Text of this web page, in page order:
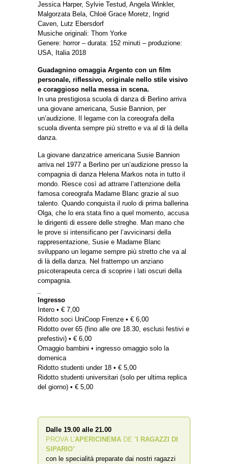
Jessica Harper, Sylvie Testud, Angela Winkler,
Malgorzata Bela, Chloë Grace Moretz, Ingrid
Caven, Lutz Ebersdorf
Musiche originali: Thom Yorke
Genere: horror – durata: 152 minuti – produzione:
USA, Italia 2018
Guadagnino omaggia Argento con un film
personale, riflessivo, originale nello stile visivo
e coraggioso nella messa in scena.
In una prestigiosa scuola di danza di Berlino arriva
una giovane americana, Susie Bannion, per
un’audizione. Il legame con la coreografa della
scuola diventa sempre più stretto e va al di là della
danza.
La giovane danzatrice americana Susie Bannion
arriva nel 1977 a Berlino per un’audizione presso la
compagnia di danza Helena Markos nota in tutto il
mondo. Riesce così ad attrarre l’attenzione della
famosa coreografa Madame Blanc grazie al suo
talento. Quando conquista il ruolo di prima ballerina
Olga, che lo era stata fino a quel momento, accusa
le dirigenti di essere delle streghe. Man mano che
le prove si intensificano per l’avvicinarsi della
rappresentazione, Susie e Madame Blanc
sviluppano un legame sempre più stretto che va al
di là della danza. Nel frattempo un anziano
psicoterapeuta cerca di scoprire i lati oscuri della
compagnia.
Ingresso
Intero • € 7,00
Ridotto soci UniCoop Firenze • € 6,00
Ridotto over 65 (fino alle ore 18.30, esclusi festivi e
prefestivi) • € 6,00
Omaggio bambini • ingresso omaggio solo la
domenica
Ridotto studenti under 18 • € 5,00
Ridotto studenti universitari (solo per ultima replica
del giorno) • € 5,00
Dalle 19.00 alle 21.00
PROVA L’APERICINEMA DE “ I RAGAZZI DI
SIPARIO”
con le specialità preparate dai nostri ragazzi